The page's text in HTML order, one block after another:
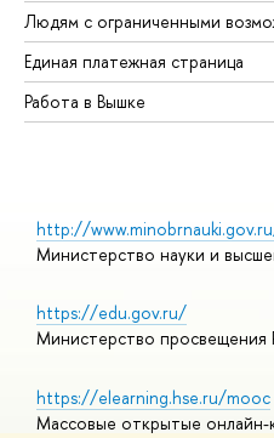
Людям с ограниченными
Единая платежная страница
Работа в Вышке
http://
Министерство науки и
https://edu.gov.ru/
Министерство просвещения
https://elearning.hse.ru/mooc
Массовые открытые онлайн-